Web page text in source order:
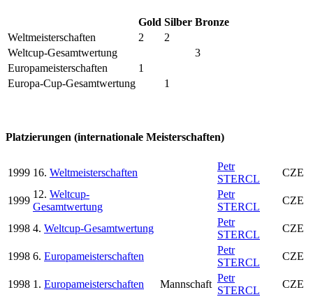
Gold Silber Bronze
Weltmeisterschaften
2
2
Weltcup-Gesamtwertung
3
Europameisterschaften
1
Europa-Cup-Gesamtwertung
1
Platzierungen (internationale Meisterschaften)
1999 16. Weltmeisterschaften
Petr
STERCL
CZE
1999
12. Weltcup-
Gesamtwertung
Petr
STERCL
CZE
1998 4. Weltcup-Gesamtwertung
Petr
STERCL
CZE
1998 6. Europameisterschaften
Petr
STERCL
CZE
1998 1. Europameisterschaften Mannschaft
Petr
STERCL
CZE